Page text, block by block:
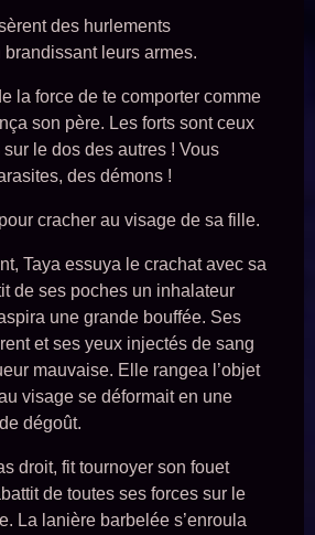
des hurlements
leurs armes.
la force de te comporter comme
son père. Les forts sont ceux
le dos des autres ! Vous
des démons !
cracher au visage de sa fille.
Taya essuya le crachat avec sa
de ses poches un inhalateur
une grande bouffée. Ses
et ses yeux injectés de sang
mauvaise. Elle rangea l’objet
visage se déformait en une
dégoût.
droit, fit tournoyer son fouet
de toutes ses forces sur le
La lanière barbelée s’enroula